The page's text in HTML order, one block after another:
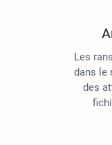
Les
dans le
des